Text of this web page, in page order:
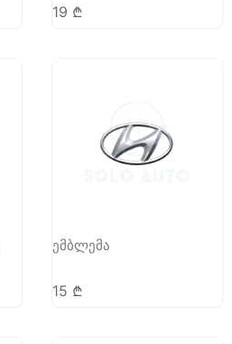
19 ₾
ემბლემა
15 ₾